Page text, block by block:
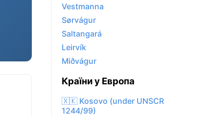
Vestmanna
Sørvágur
Saltangará
Leirvík
Miðvágur
Країни у Европа
🇽🇰 Kosovo (under UNSCR
1244/99)